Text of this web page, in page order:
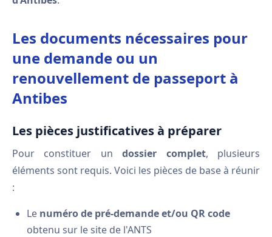
Les documents nécessaires pour
une demande ou un
renouvellement de passeport à
Antibes
Les pièces justificatives à préparer
Pour constituer undossier complet, plusieurs
éléments sont requis. Voici les pièces de base à réunir
:
Le numéro de pré-demande et/ou QR code
obtenu sur le site de l'ANTS